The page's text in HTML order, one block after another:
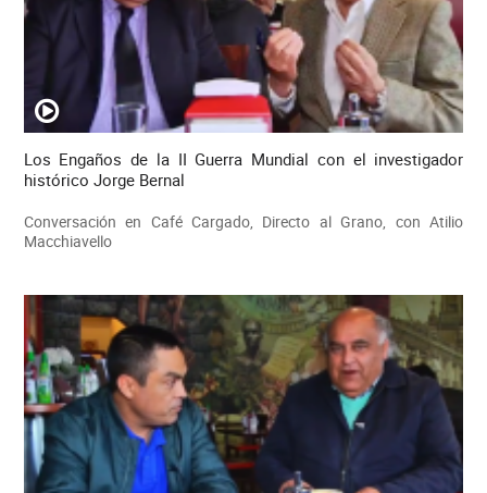
Los Engaños de la II Guerra Mundial con el investigador
histórico Jorge Bernal
Conversación en Café Cargado, Directo al Grano, con Atilio
Macchiavello